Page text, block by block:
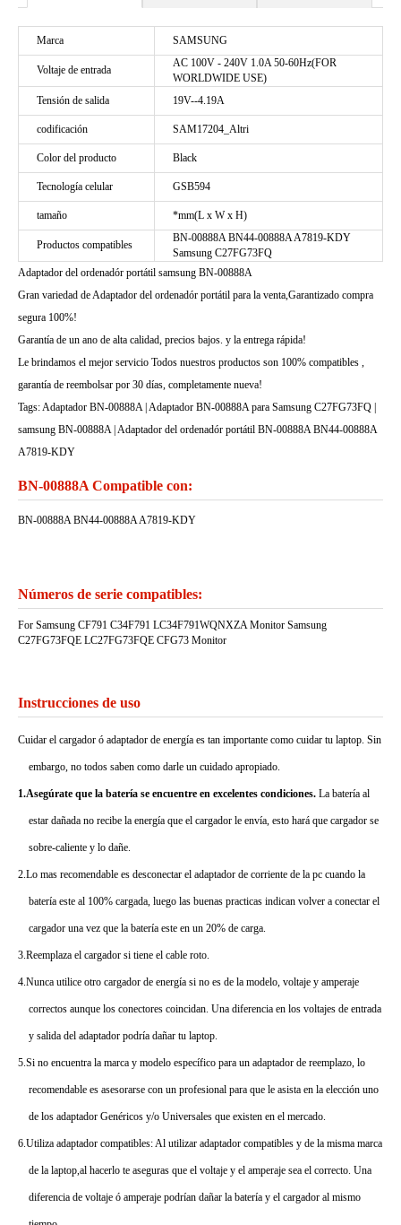
Marca SAMSUNG
Voltaje de entrada
AC 100V - 240V 1.0A 50-60Hz(FOR
WORLDWIDE USE)
Tensión de salida
19V--4.19A
codificación SAM17204_Altri
Color del producto Black
Tecnología celular GSB594
tamaño *mm(L x W x H)
Productos compatibles
BN-00888A BN44-00888A A7819-KDY
Samsung C27FG73FQ
Adaptador del ordenadór portátil samsung BN-00888A
Gran variedad de Adaptador del ordenadór portátil para la venta,Garantizado compra
segura 100%!
Garantía de un ano de alta calidad, precios bajos. y la entrega rápida!
Le brindamos el mejor servicio Todos nuestros productos son 100% compatibles ,
garantía de reembolsar por 30 días, completamente nueva!
Tags: Adaptador BN-00888A | Adaptador BN-00888A para Samsung C27FG73FQ |
samsung BN-00888A | Adaptador del ordenadór portátil BN-00888A BN44-00888A
A7819-KDY
BN-00888A Compatible con:
BN-00888A BN44-00888A A7819-KDY
Números de serie compatibles:
For Samsung CF791 C34F791 LC34F791WQNXZA Monitor Samsung
C27FG73FQE LC27FG73FQE CFG73 Monitor
Instrucciones de uso
Cuidar el cargador ó adaptador de energía es tan importante como cuidar tu laptop. Sin
embargo, no todos saben como darle un cuidado apropiado.
1.Asegúrate que la batería se encuentre en excelentes condiciones. La batería al
estar dañada no recibe la energía que el cargador le envía, esto hará que cargador se
sobre-caliente y lo dañe.
2.Lo mas recomendable es desconectar el adaptador de corriente de la pc cuando la
batería este al 100% cargada, luego las buenas practicas indican volver a conectar el
cargador una vez que la batería este en un 20% de carga.
3.Reemplaza el cargador si tiene el cable roto.
4.Nunca utilice otro cargador de energía si no es de la modelo, voltaje y amperaje
correctos aunque los conectores coincidan. Una diferencia en los voltajes de entrada
y salida del adaptador podría dañar tu laptop.
5.Si no encuentra la marca y modelo específico para un adaptador de reemplazo, lo
recomendable es asesorarse con un profesional para que le asista en la elección uno
de los adaptador Genéricos y/o Universales que existen en el mercado.
6.Utiliza adaptador compatibles: Al utilizar adaptador compatibles y de la misma marca
de la laptop,al hacerlo te aseguras que el voltaje y el amperaje sea el correcto. Una
diferencia de voltaje ó amperaje podrían dañar la batería y el cargador al mismo